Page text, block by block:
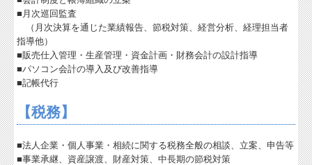
リンク集
お問合せ
関与先向け融資商品ご紹介
経営者お役立ち情報
経営者オススメ情報
Q&A経営相談
■月次巡回監査
（月次決算を通じた業績報告、節税対策、経営分析、経理担当者
指導他）
■販売仕入管理・生産管理・資金計画・財務会計の設計指導
■パソコン会計の導入及び改善指導
■記帳代行
【税務】
■法人企業・個人事業・相続に関する税務全般の相談、立案、申告等
■事業承継、資産譲渡、財産対策、中長期の節税対策